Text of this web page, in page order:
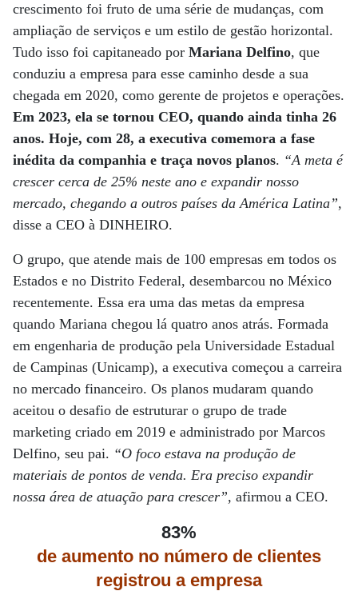
crescimento foi fruto de uma série de mudanças, com
ampliação de serviços e um estilo de gestão horizontal.
Tudo isso foi capitaneado por Mariana Delfino, que
conduziu a empresa para esse caminho desde a sua
chegada em 2020, como gerente de projetos e operações.
Em 2023, ela se tornou CEO, quando ainda tinha 26
anos. Hoje, com 28, a executiva comemora a fase
inédita da companhia e traça novos planos. “A meta é
crescer cerca de 25% neste ano e expandir nosso
mercado, chegando a outros países da América Latina”,
disse a CEO à DINHEIRO.
O grupo, que atende mais de 100 empresas em todos os
Estados e no Distrito Federal, desembarcou no México
recentemente. Essa era uma das metas da empresa
quando Mariana chegou lá quatro anos atrás. Formada
em engenharia de produção pela Universidade Estadual
de Campinas (Unicamp), a executiva começou a carreira
no mercado financeiro. Os planos mudaram quando
aceitou o desafio de estruturar o grupo de trade
marketing criado em 2019 e administrado por Marcos
Delfino, seu pai. “O foco estava na produção de
materiais de pontos de venda. Era preciso expandir
nossa área de atuação para crescer”, afirmou a CEO.
83%
de aumento no número de clientes
registrou a empresa